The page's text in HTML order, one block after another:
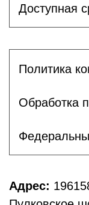
Доступная
Политика
Обработка
Адрес: